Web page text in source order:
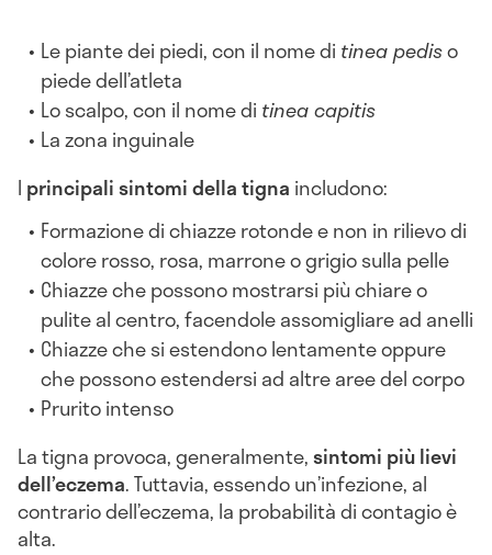
Le piante dei piedi, con il nome di tinea pediso
piede dell’atleta
Lo scalpo, con il nome di tinea capitis
La zona inguinale
I principalisintomi della tigna includono:
Formazione di chiazze rotonde e non in rilievo di
colore rosso, rosa, marrone o grigio sulla pelle
Chiazze che possono mostrarsi più chiare o
pulite al centro, facendole assomigliare ad anelli
Chiazze che si estendono lentamente oppure
che possono estendersi ad altre aree del corpo
Prurito intenso
La tigna provoca, generalmente,sintomi più lievi
dell’eczema. Tuttavia, essendo un’infezione, al
contrario dell’eczema, la probabilità di contagio è
alta.